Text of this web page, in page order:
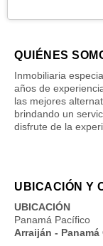
QUIÉNES
Inmobiliaria
años de
las mejores
brindando un
disfrute de la
UBICACIÓN Y
UBICACIÓN
Panamá Pacífico
Arraiján - Panamá